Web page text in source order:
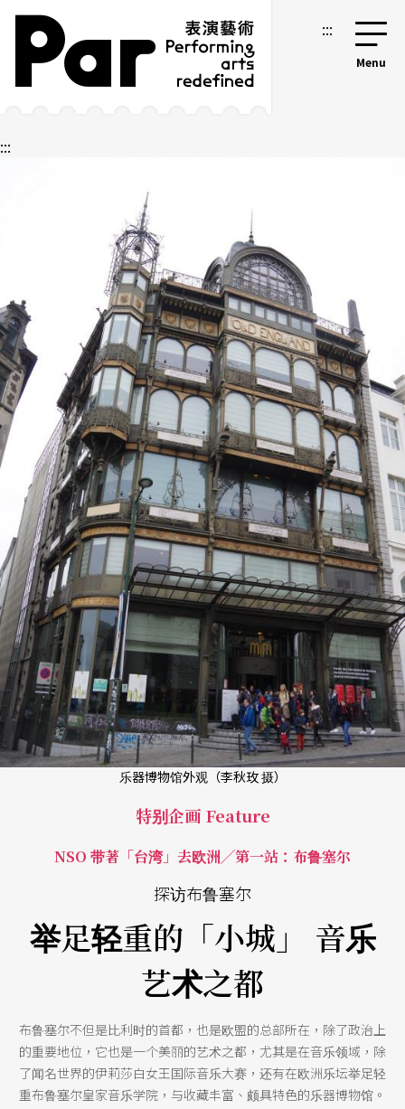
跳到主要内容区块
网站导览 :::
:::
乐器博物馆外观（李秋玫 摄）
特别企画 Feature
NSO 带著「台湾」去欧洲╱第一站：布鲁塞尔
探访布鲁塞尔
举足轻重的「小城」 音乐
艺术之都
布鲁塞尔不但是比利时的首都，也是欧盟的总部所在，除了政治上
的重要地位，它也是一个美丽的艺术之都，尤其是在音乐领域，除
了闻名世界的伊莉莎白女王国际音乐大赛，还有在欧洲乐坛举足轻
重布鲁塞尔皇家音乐学院，与收藏丰富、颇具特色的乐器博物馆。